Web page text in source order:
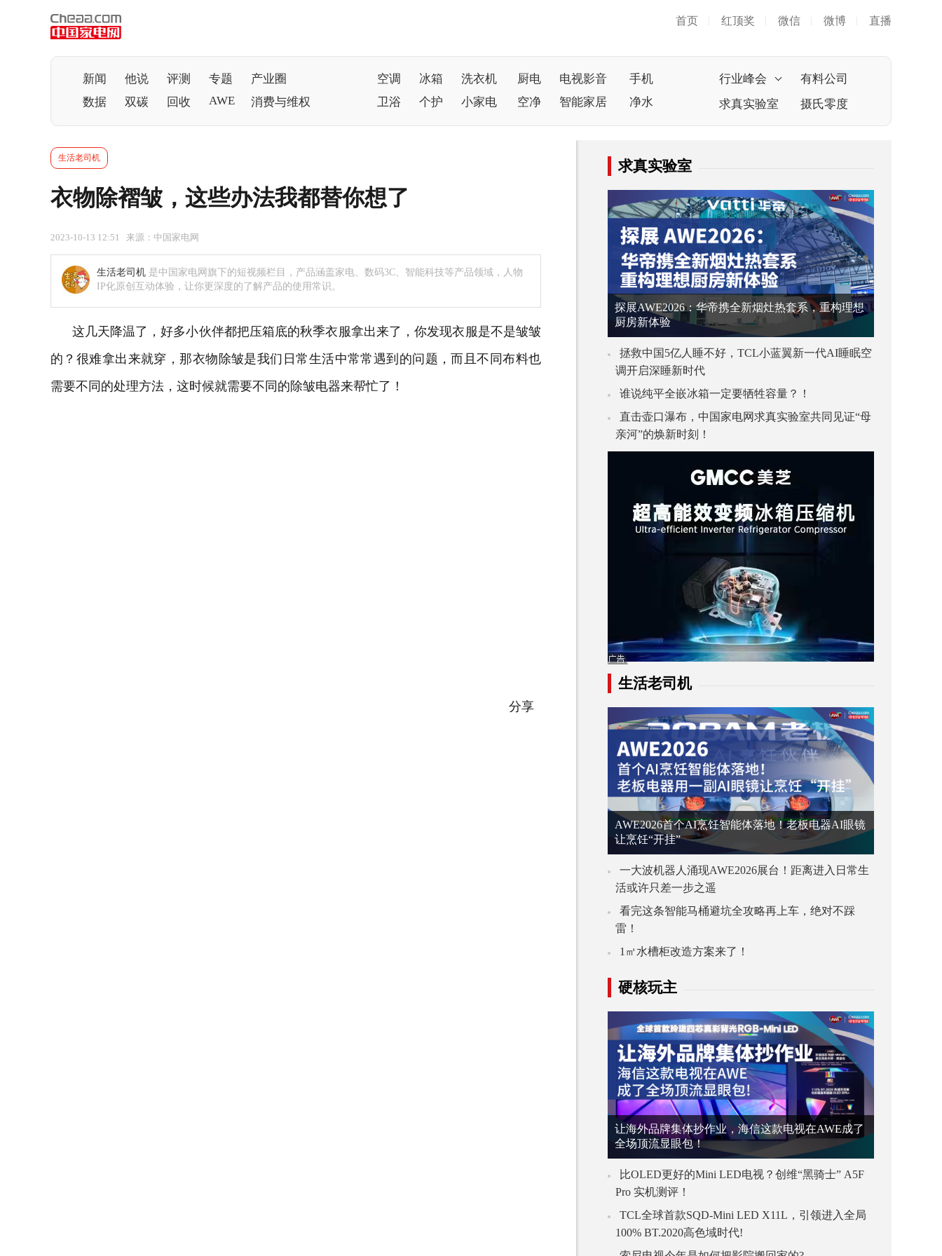
首页 红顶奖 微信 微博 直播
新闻 他说 评测 专题
产业圈
数据
双碳 回收 AWE 消费与维权
空调 冰箱 洗衣机 厨电 电视影音
手机
卫浴
个护 小家电 空净 智能家居 净水
行业峰会
有料公司
求真实验室
摄氏零度
生活老司机
衣物除褶皱，这些办法我都替你想了
2023-10-13 12:51 来源：中国家电网
生活老司机 是中国家电网旗下的短视频栏目，产品涵盖家电、数码3C、智能科技等产品领域，人物
IP化原创互动体验，让你更深度的了解产品的使用常识。
这几天降温了，好多小伙伴都把压箱底的秋季衣服拿出来了，你发现衣服是不是皱皱
的？很难拿出来就穿，那衣物除皱是我们日常生活中常常遇到的问题，而且不同布料也
需要不同的处理方法，这时候就需要不同的除皱电器来帮忙了！
分享
求真实验室
探展AWE2026：华帝携全新烟灶热套系，重构理想
厨房新体验
拯救中国5亿人睡不好，TCL小蓝翼新一代AI睡眠空
调开启深睡新时代
谁说纯平全嵌冰箱一定要牺牲容量？！
直击壶口瀑布，中国家电网求真实验室共同见证“母
亲河”的焕新时刻！
生活老司机
AWE2026首个AI烹饪智能体落地！老板电器AI眼镜
让烹饪“开挂”
一大波机器人涌现AWE2026展台！距离进入日常生
活或许只差一步之遥
看完这条智能马桶避坑全攻略再上车，绝对不踩
雷！
1㎡水槽柜改造方案来了！
硬核玩主
让海外品牌集体抄作业，海信这款电视在AWE成了
全场顶流显眼包！
比OLED更好的Mini LED电视？创维“黑骑士” A5F
Pro 实机测评！
TCL全球首款SQD-Mini LED X11L，引领进入全局
100% BT.2020高色域时代!